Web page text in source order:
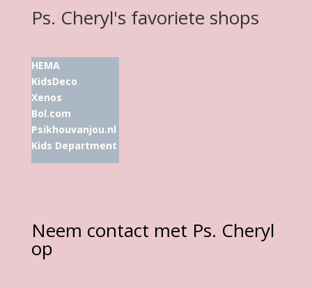
Ps. Cheryl's favoriete shops
HEMA
KidsDeco
Xenos
Bol.com
Psikhouvanjou.nl
Kids Department
Neem contact met Ps. Cheryl
op